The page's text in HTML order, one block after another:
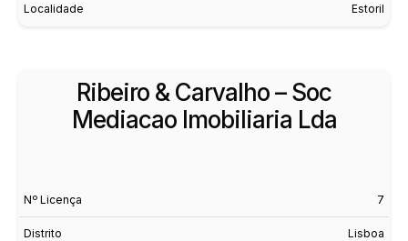
Localidade Estoril
Ribeiro & Carvalho – Soc
Mediacao Imobiliaria Lda
Nº Licença 7
Distrito Lisboa